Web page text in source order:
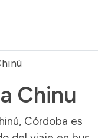
Chinu
Córdoba es